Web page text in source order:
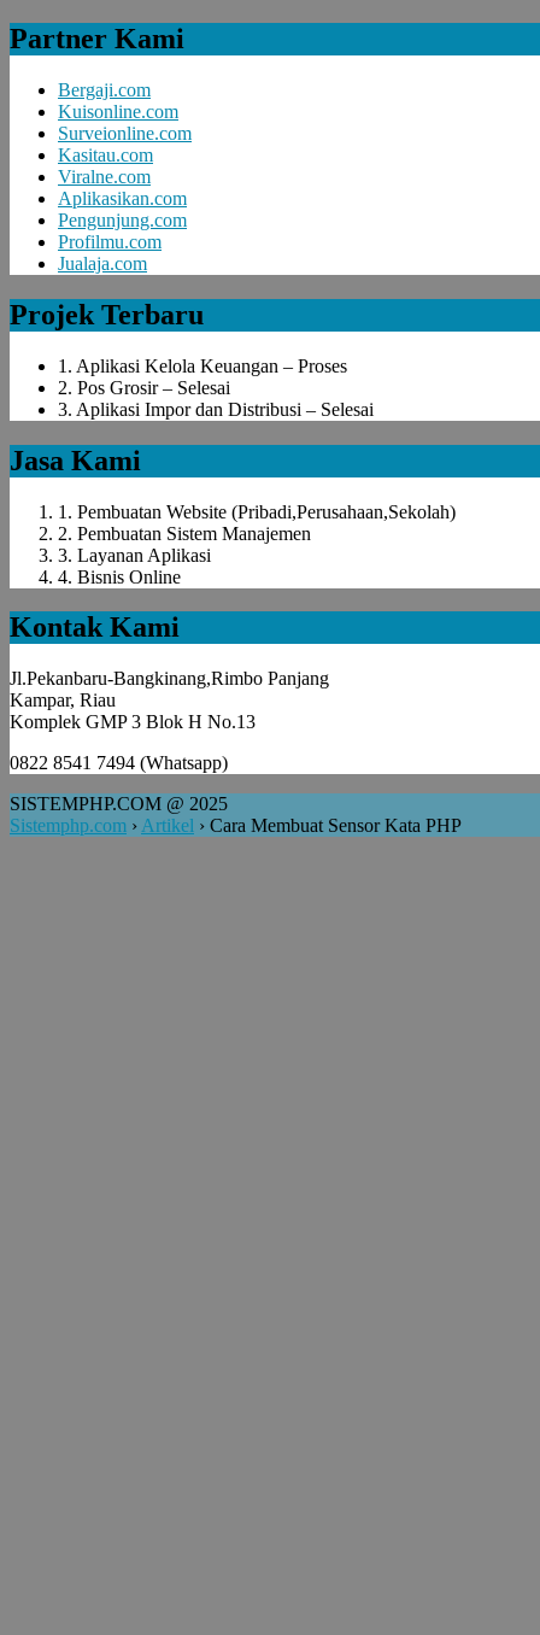
Partner Kami
Bergaji.com
Kuisonline.com
Surveionline.com
Kasitau.com
Viralne.com
Aplikasikan.com
Pengunjung.com
Profilmu.com
Jualaja.com
Projek Terbaru
1. Aplikasi Kelola Keuangan – Proses
2. Pos Grosir – Selesai
3. Aplikasi Impor dan Distribusi – Selesai
Jasa Kami
1. Pembuatan Website (Pribadi,Perusahaan,Sekolah)
2. Pembuatan Sistem Manajemen
3. Layanan Aplikasi
4. Bisnis Online
Kontak Kami
Jl.Pekanbaru-Bangkinang,Rimbo Panjang
Kampar, Riau
Komplek GMP 3 Blok H No.13
0822 8541 7494 (Whatsapp)
SISTEMPHP.COM @ 2025
Sistemphp.com › Artikel › Cara Membuat Sensor Kata PHP